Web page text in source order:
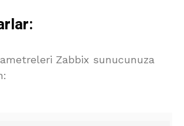
Zabbix sunucunuza